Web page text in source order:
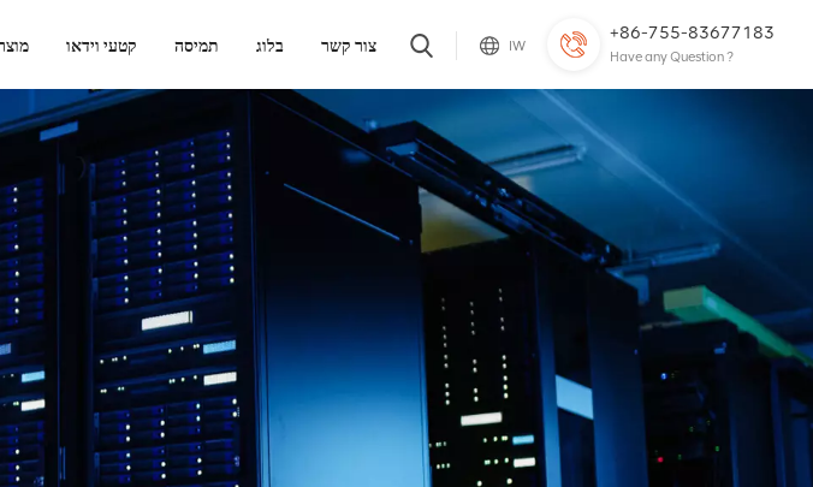
+86-755-83677183
Have any Question ?
IW קטעי וידאו תמיסה בלוג צור קשר